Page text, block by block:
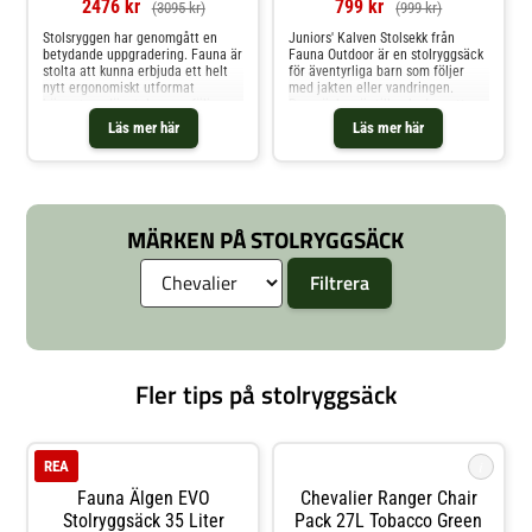
2476 kr (3095 kr)
Läs mer här
Stolsryggen har genomgått en
betydande uppgradering. Fauna är
stolta att kunna erbjuda ett helt
nytt ergonomiskt utformat
ryggens linje. Deras berömda
tysta Faunatyg har förbättrats
ytterligare med spännen, remmar
livslängd, ökad komfort samt
799 kr (999 kr)
Läs mer här
Juniors' Kalven Stolsekk från
Fauna Outdoor är en stolryggsäck
för äventyrliga barn som följer
med jakten eller vandringen.
tyst och vattentätt material med
justerbara axelremmar och
höftbälte för att sitta bekvämt.
framfickaEtt stort
höftbälteJusterbara axelremmar,
bröstrem och höftbälte
MÄRKEN PÅ STOLRYGGSÄCK
Fler tips på stolryggsäck
Fauna Älgen EVO
Stolryggsäck 35 Liter
REA
Chevalier Ranger Chair
Pack 27L Tobacco Green